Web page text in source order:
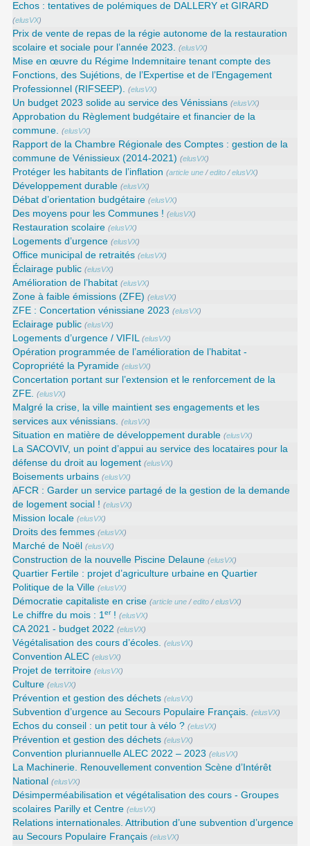
Echos : tentatives de polémiques de DALLERY et GIRARD
(elusVX)
Prix de vente de repas de la régie autonome de la restauration
scolaire et sociale pour l’année 2023. (elusVX)
Mise en œuvre du Régime Indemnitaire tenant compte des
Fonctions, des Sujétions, de l’Expertise et de l’Engagement
Professionnel (RIFSEEP). (elusVX)
Un budget 2023 solide au service des Vénissians (elusVX)
Approbation du Règlement budgétaire et financier de la
commune. (elusVX)
Rapport de la Chambre Régionale des Comptes : gestion de la
commune de Vénissieux (2014-2021) (elusVX)
Protéger les habitants de l’inflation (article une /edito /elusVX)
Développement durable (elusVX)
Débat d’orientation budgétaire (elusVX)
Des moyens pour les Communes ! (elusVX)
Restauration scolaire (elusVX)
Logements d’urgence (elusVX)
Office municipal de retraités (elusVX)
Éclairage public (elusVX)
Amélioration de l’habitat (elusVX)
Zone à faible émissions (ZFE) (elusVX)
ZFE : Concertation vénissiane 2023 (elusVX)
Eclairage public (elusVX)
Logements d’urgence / VIFIL (elusVX)
Opération programmée de l’amélioration de l’habitat -
Copropriété la Pyramide (elusVX)
Concertation portant sur l’extension et le renforcement de la
ZFE. (elusVX)
Malgré la crise, la ville maintient ses engagements et les
services aux vénissians. (elusVX)
Situation en matière de développement durable (elusVX)
La SACOVIV, un point d’appui au service des locataires pour la
défense du droit au logement (elusVX)
Boisements urbains (elusVX)
AFCR : Garder un service partagé de la gestion de la demande
de logement social ! (elusVX)
Mission locale (elusVX)
Droits des femmes (elusVX)
Marché de Noël (elusVX)
Construction de la nouvelle Piscine Delaune (elusVX)
Quartier Fertile : projet d’agriculture urbaine en Quartier
Politique de la Ville (elusVX)
Démocratie capitaliste en crise (article une /edito /elusVX)
Le chiffre du mois : 1er! (elusVX)
CA 2021 - budget 2022 (elusVX)
Végétalisation des cours d’écoles. (elusVX)
Convention ALEC (elusVX)
Projet de territoire (elusVX)
Culture (elusVX)
Prévention et gestion des déchets (elusVX)
Subvention d’urgence au Secours Populaire Français. (elusVX)
Echos du conseil : un petit tour à vélo ? (elusVX)
Prévention et gestion des déchets (elusVX)
Convention pluriannuelle ALEC 2022 – 2023 (elusVX)
La Machinerie. Renouvellement convention Scène d’Intérêt
National
(elusVX)
Désimperméabilisation et végétalisation des cours - Groupes
scolaires Parilly et Centre (elusVX)
Relations internationales. Attribution d’une subvention d’urgence
au Secours Populaire Français (elusVX)